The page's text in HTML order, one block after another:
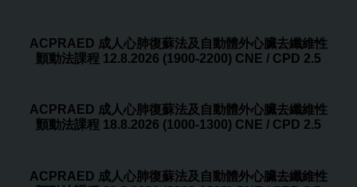
ACPRAED 成人心肺復蘇法及自動體外心臟去纖維性
顫動法課程 12.8.2026 (1900-2200) CNE / CPD 2.5
ACPRAED 成人心肺復蘇法及自動體外心臟去纖維性
顫動法課程 18.8.2026 (1000-1300) CNE / CPD 2.5
ACPRAED 成人心肺復蘇法及自動體外心臟去纖維性